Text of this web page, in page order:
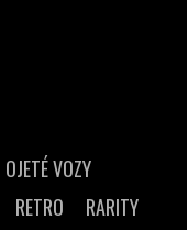
OJETÉ VOZY
RETRO
RARITY